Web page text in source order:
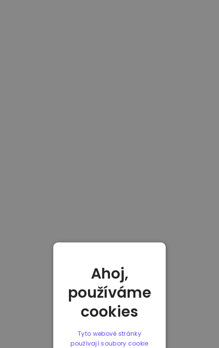
Ahoj,
používáme
cookies
Tyto webové stránky
používají soubory cookie